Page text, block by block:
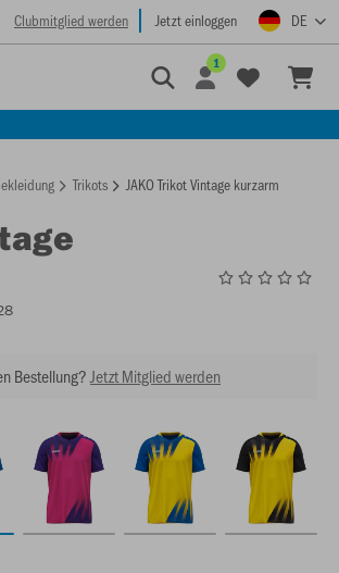
Clubmitglied werden Jetzt einloggen DE
1
Trikots JAKO Trikot Vintage kurzarm
Bestellung? Jetzt Mitglied werden